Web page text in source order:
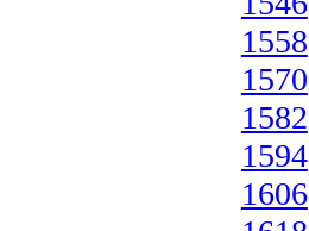
1558
1570
1582
1594
1606